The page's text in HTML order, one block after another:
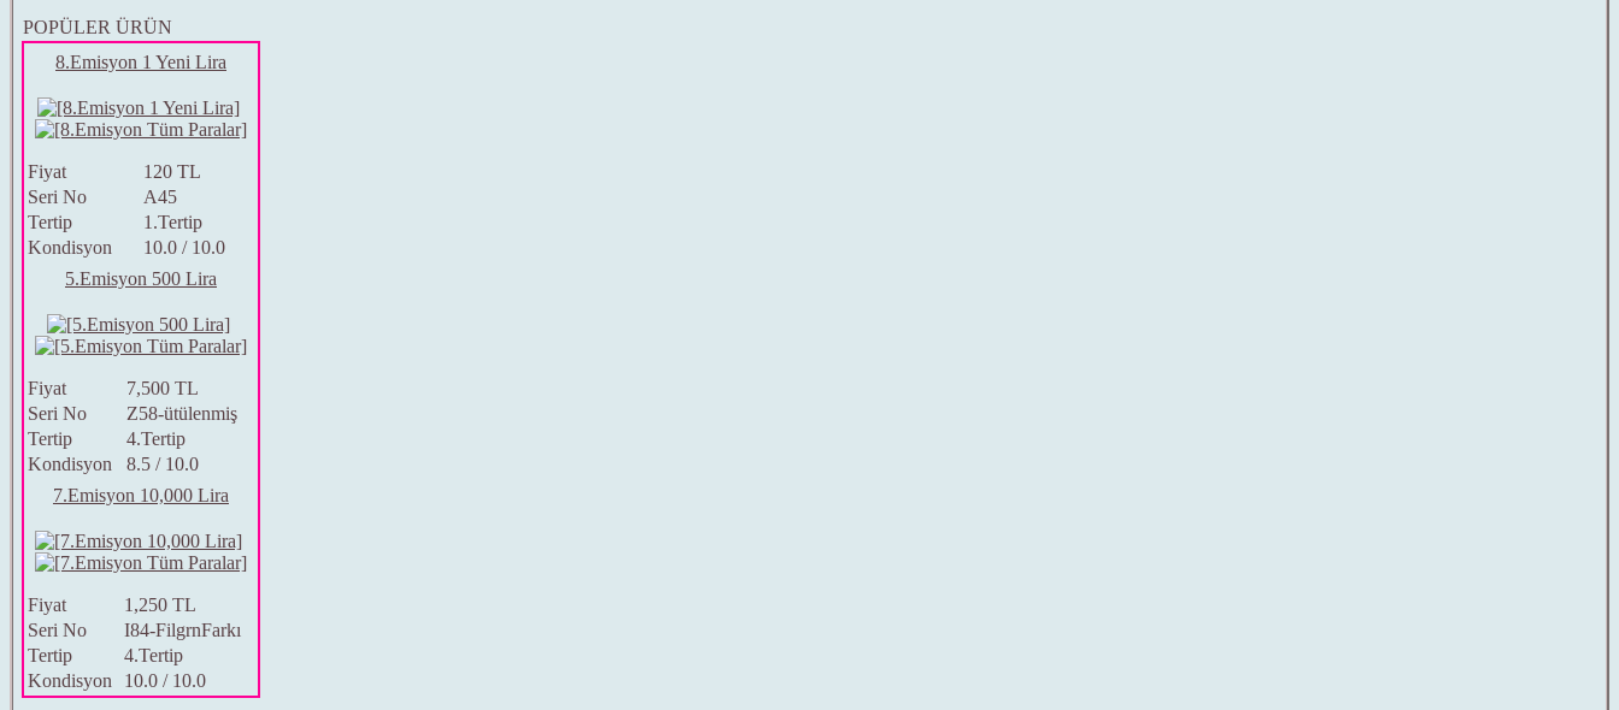
POPÜLER ÜRÜN
8.Emisyon 1 Yeni Lira
Fiyat
120 TL
Seri No
A45
Tertip
1.Tertip
Kondisyon
10.0 / 10.0
5.Emisyon 500 Lira
Fiyat
7,500 TL
Seri No
Z58-ütülenmiş
Tertip
4.Tertip
Kondisyon
8.5 / 10.0
7.Emisyon 10,000 Lira
Fiyat
1,250 TL
Seri No
I84-FilgrnFarkı
Tertip
4.Tertip
Kondisyon
10.0 / 10.0